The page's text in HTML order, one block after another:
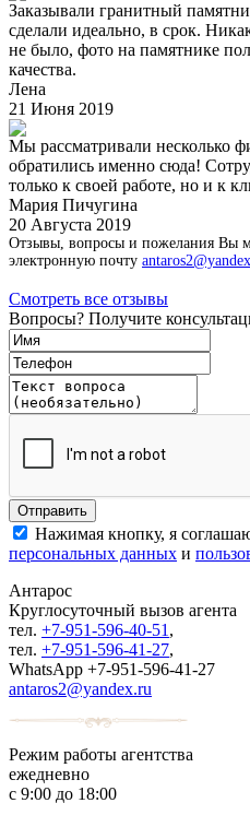
Заказывали гранитный
сделали идеально, в срок.
не было, фото на памятнике
качества.
Лена
21 Июня 2019
Мы рассматривали несколько
обратились именно сюда!
только к своей работе, но и к
Мария Пичугина
20 Августа 2019
Отзывы, вопросы и пожелания Вы
электронную почту
Смотреть все отзывы
Вопросы? Получите
Нажимая кнопку, я
персональных данных и
Антарос
Круглосуточный вызов агента
тел. +7-951-596-40-51 ,
тел. +7-951-596-41-27,
WhatsApp +7-951-596-41-27
antaros2@yandex.ru
Режим работы агентства
ежедневно
с 9:00 до 18:00